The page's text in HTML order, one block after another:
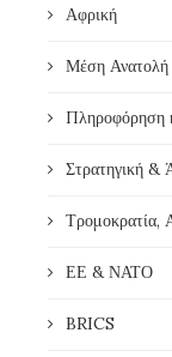
Αφρική
Μέση Ανατολή
Πληροφόρηση
Στρατηγική &
Τρομοκρατία,
ΕΕ & ΝΑΤΟ
BRICS